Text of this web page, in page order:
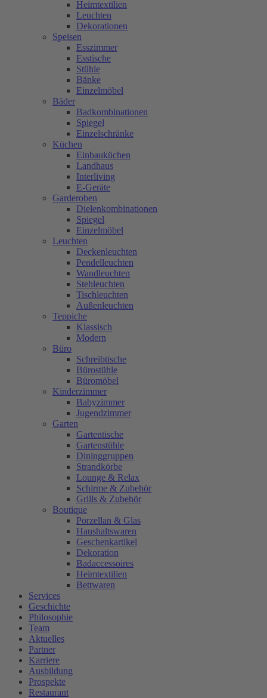
Heimtextilien
Leuchten
Dekorationen
Speisen
Esszimmer
Esstische
Stühle
Bänke
Einzelmöbel
Bäder
Badkombinationen
Spiegel
Einzelschränke
Küchen
Einbauküchen
Landhaus
Interliving
E-Geräte
Garderoben
Dielenkombinationen
Spiegel
Einzelmöbel
Leuchten
Deckenleuchten
Pendelleuchten
Wandleuchten
Stehleuchten
Tischleuchten
Außenleuchten
Teppiche
Klassisch
Modern
Büro
Schreibtische
Bürostühle
Büromöbel
Kinderzimmer
Babyzimmer
Jugendzimmer
Garten
Gartentische
Gartenstühle
Dininggruppen
Strandkörbe
Lounge & Relax
Schirme & Zubehör
Grills & Zubehör
Boutique
Porzellan & Glas
Haushaltswaren
Geschenkartikel
Dekoration
Badaccessoires
Heimtextilien
Bettwaren
Services
Geschichte
Philosophie
Team
Aktuelles
Partner
Karriere
Ausbildung
Prospekte
Restaurant